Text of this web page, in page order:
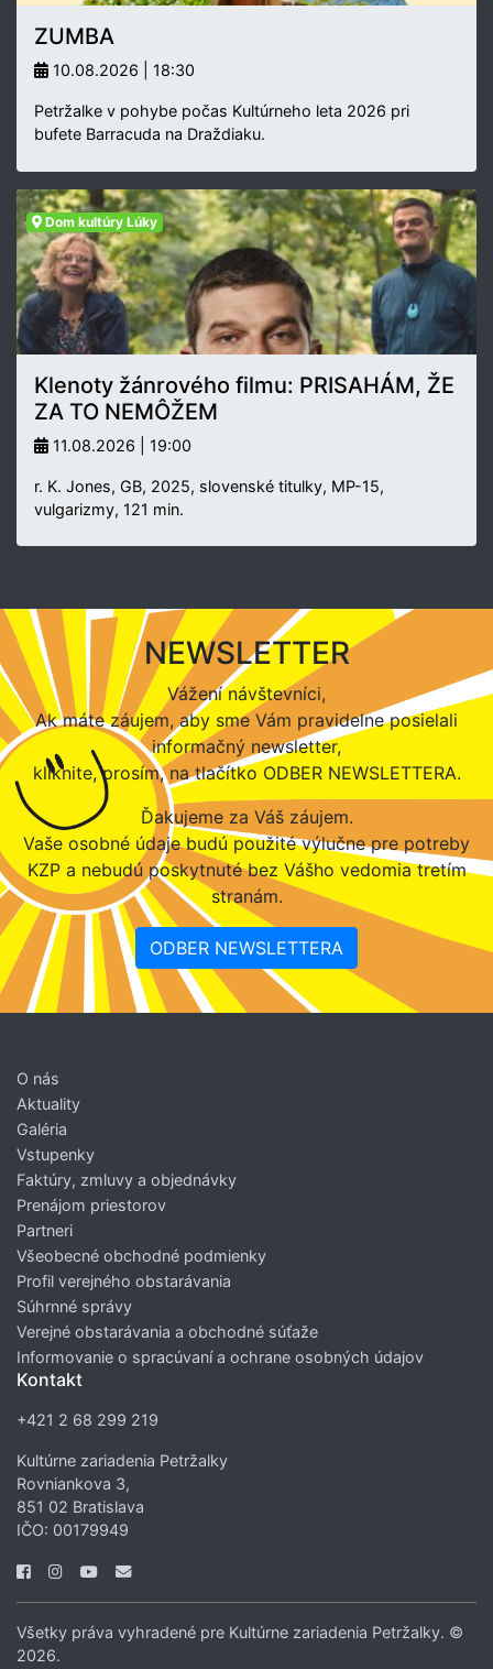
ZUMBA
10.08.2026 | 18:30
Petržalke v pohybe počas Kultúrneho leta 2026 pri
bufete Barracuda na Draždiaku.
Dom kultúry Lúky
Klenoty žánrového filmu: PRISAHÁM, ŽE
ZA TO NEMÔŽEM
11.08.2026 | 19:00
r. K. Jones, GB, 2025, slovenské titulky, MP-15,
vulgarizmy, 121 min.
NEWSLETTER
Vážení návštevníci,
Ak máte záujem, aby sme Vám pravidelne posielali
informačný newsletter,
kliknite, prosím, na tlačítko ODBER NEWSLETTERA.
Ďakujeme za Váš záujem.
Vaše osobné údaje budú použité výlučne pre potreby
KZP a nebudú poskytnuté bez Vášho vedomia tretím
stranám.
ODBER NEWSLETTERA
O nás
Aktuality
Galéria
Vstupenky
Faktúry, zmluvy a objednávky
Prenájom priestorov
Partneri
Všeobecné obchodné podmienky
Profil verejného obstarávania
Súhrnné správy
Verejné obstarávania a obchodné súťaže
Informovanie o spracúvaní a ochrane osobných údajov
Kontakt
+421 2 68 299 219
Kultúrne zariadenia Petržalky
Rovniankova 3,
851 02 Bratislava
IČO: 00179949
Všetky práva vyhradené pre Kultúrne zariadenia Petržalky. ©
2026.